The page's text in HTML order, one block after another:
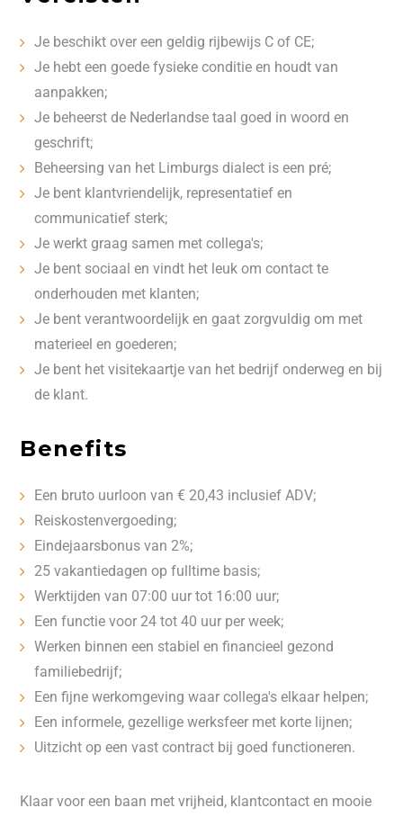
Je beschikt over een geldig rijbewijs C of CE;
Je hebt een goede fysieke conditie en houdt van
aanpakken;
Je beheerst de Nederlandse taal goed in woord en
geschrift;
Beheersing van het Limburgs dialect is een pré;
Je bent klantvriendelijk, representatief en
communicatief sterk;
Je werkt graag samen met collega's;
Je bent sociaal en vindt het leuk om contact te
onderhouden met klanten;
Je bent verantwoordelijk en gaat zorgvuldig om met
materieel en goederen;
Je bent het visitekaartje van het bedrijf onderweg en bij
de klant.
Benefits
Een bruto uurloon van € 20,43 inclusief ADV;
Reiskostenvergoeding;
Eindejaarsbonus van 2%;
25 vakantiedagen op fulltime basis;
Werktijden van 07:00 uur tot 16:00 uur;
Een functie voor 24 tot 40 uur per week;
Werken binnen een stabiel en financieel gezond
familiebedrijf;
Een fijne werkomgeving waar collega's elkaar helpen;
Een informele, gezellige werksfeer met korte lijnen;
Uitzicht op een vast contract bij goed functioneren.
Klaar voor een baan met vrijheid, klantcontact en mooie